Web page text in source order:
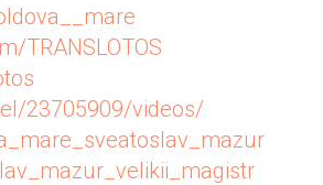
TRANSLOTOS
23705909/videos/